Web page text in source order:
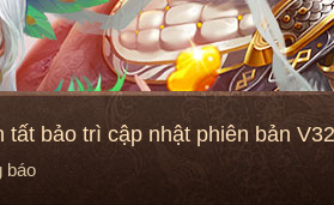
tất bảo trì cập nhật phiên bản
báo